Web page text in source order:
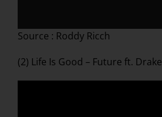
Source : Roddy Ricch
(2) Life Is Good – Future ft. Drake